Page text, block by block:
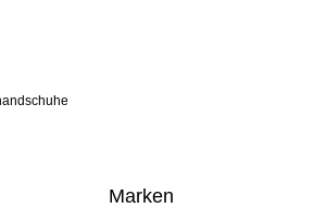
Marken